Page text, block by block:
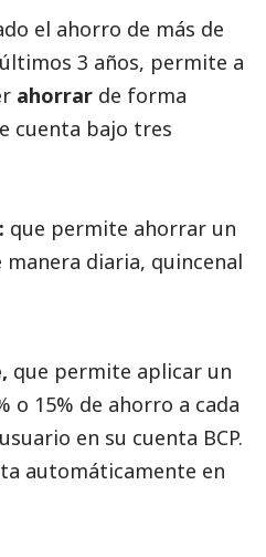
el ahorro de más de
3 años, permite a
ahorrar de forma
cuenta bajo tres
que permite ahorrar un
diaria, quincenal
que permite aplicar un
o 15% de ahorro a cada
en su cuenta BCP.
automáticamente en